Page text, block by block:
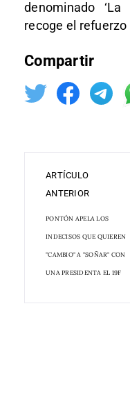
denominado
recoge el
Compartir
ARTÍCULO
ANTERIOR
PONTÓN APELA LOS
INDECISOS QUE QUIEREN
"CAMBIO" A "SOÑAR" CON
UNA PRESIDENTA EL 19F